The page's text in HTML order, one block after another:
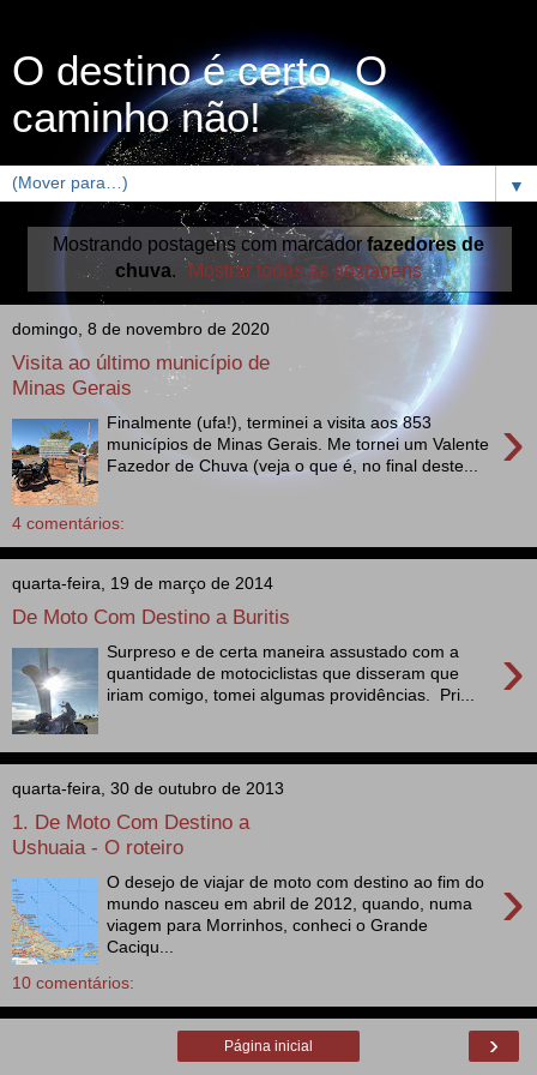
O destino é certo. O
caminho não!
▼
Mostrando postagens com marcadorfazedores de
chuva. Mostrar todas as postagens
domingo, 8 de novembro de 2020
Visita ao último município de
Minas Gerais
›
Finalmente (ufa!), terminei a visita aos 853
municípios de Minas Gerais. Me tornei um Valente
Fazedor de Chuva (veja o que é, no final deste...
4 comentários:
quarta-feira, 19 de março de 2014
De Moto Com Destino a Buritis
›
Surpreso e de certa maneira assustado com a
quantidade de motociclistas que disseram que
iriam comigo, tomei algumas providências. Pri...
quarta-feira, 30 de outubro de 2013
1. De Moto Com Destino a
Ushuaia - O roteiro
›
O desejo de viajar de moto com destino ao fim do
mundo nasceu em abril de 2012, quando, numa
viagem para Morrinhos, conheci o Grande
Caciqu...
10 comentários:
›
Página inicial